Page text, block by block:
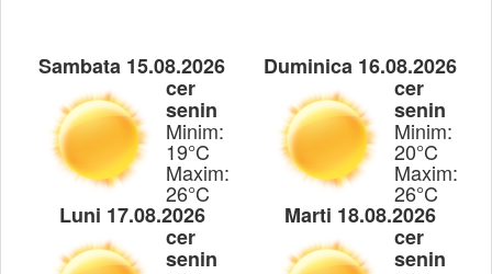
Sambata 15.08.2026
cer
senin
Minim:
19°C
Maxim:
26°C
Duminica 16.08.2026
cer
senin
Minim:
20°C
Maxim:
26°C
Luni 17.08.2026
cer
senin
Marti 18.08.2026
cer
senin